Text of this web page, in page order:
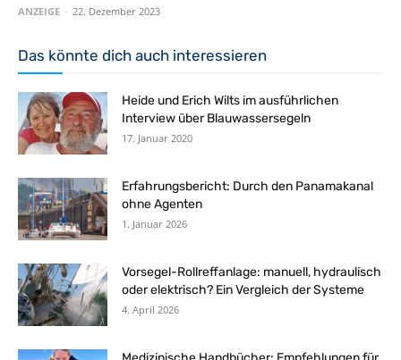
ANZEIGE - 22. Dezember 2023
Das könnte dich auch interessieren
Heide und Erich Wilts im ausführlichen
Interview über Blauwassersegeln
17. Januar 2020
Erfahrungsbericht: Durch den Panamakanal
ohne Agenten
1. Januar 2026
Vorsegel-Rollreffanlage: manuell, hydraulisch
oder elektrisch? Ein Vergleich der Systeme
4. April 2026